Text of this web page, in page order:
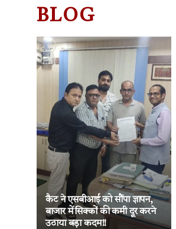
BLOG
कैट ने एसबीआई को सौंपा ज्ञापन,
बाजार में सिक्कों की कमी दूर करने
उठाया बड़ा कदम!!